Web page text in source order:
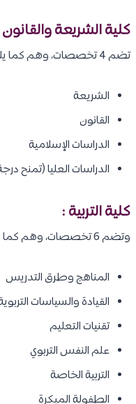
كلية الشريعة
تضم 4 تخصصات، وهم كما يلي :
الشريعة
القانون
الدراسات الإسلامية
الدراسات العليا (تمنح
كلية التربية :
وتضم 6 تخصصات، وهم كما يلي :
المناهج وطرق التدريس
القيادة والسياسات
تقنيات التعليم
علم النفس التربوي
التربية الخاصة
الطفولة المبكرة